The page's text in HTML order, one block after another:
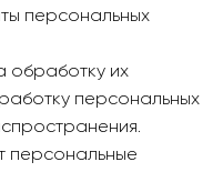
персональных
обработку их
персональных
персональные